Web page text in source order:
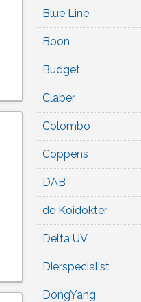
Blue Line
Boon
Budget
Claber
Colombo
Coppens
DAB
de Koidokter
Delta UV
Dierspecialist
DongYang